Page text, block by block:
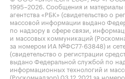
1995–2026 . Сообщения и
агентства «РБК» (свидетельство о
массовой информации выдано
по надзору в сфере связи,
и массовых коммуникаций
за номером ИА №ФС77-63848) и
(свидетельство о регистрации
выдано Федеральной службой по
информационных технологий и
(Роскомнадзор) 03.12.2021 за